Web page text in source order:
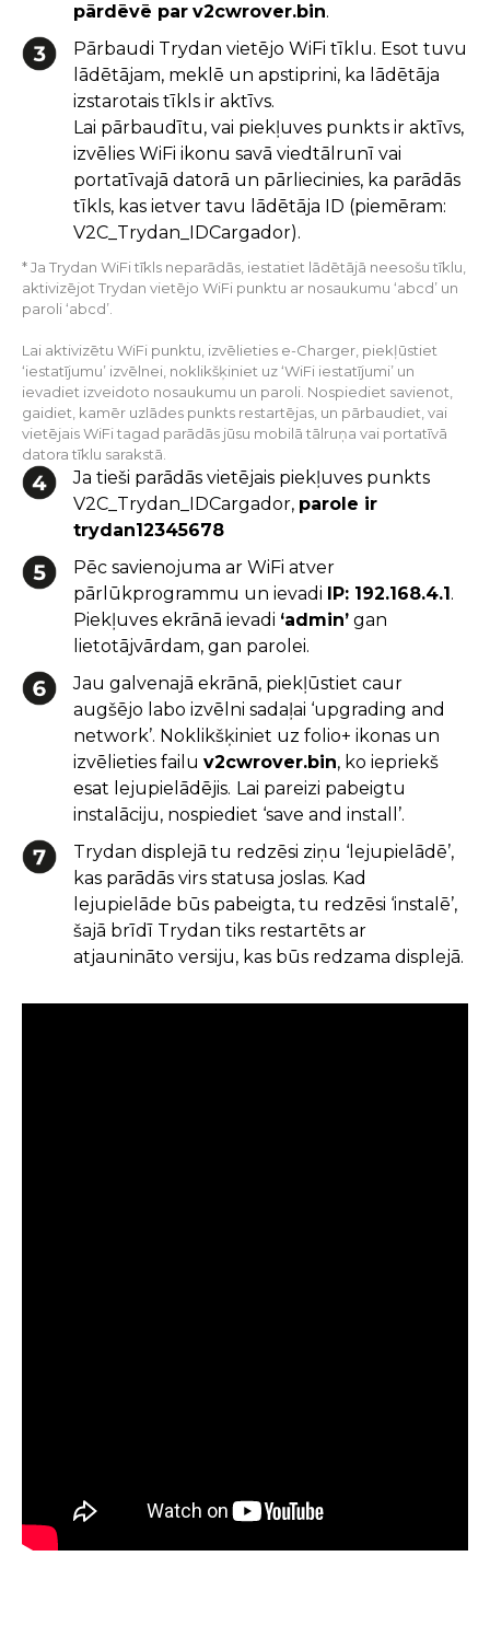
pārdēvē par v2cwrover.bin.
Pārbaudi Trydan vietējo WiFi tīklu. Esot tuvu
lādētājam, meklē un apstiprini, ka lādētāja
izstarotais tīkls ir aktīvs.
Lai pārbaudītu, vai piekļuves punkts ir aktīvs,
izvēlies WiFi ikonu savā viedtālrunī vai
portatīvajā datorā un pārliecinies, ka parādās
tīkls, kas ietver tavu lādētāja ID (piemēram:
V2C_Trydan_IDCargador).
* Ja Trydan WiFi tīkls neparādās, iestatiet lādētājā neesošu tīklu,
aktivizējot Trydan vietējo WiFi punktu ar nosaukumu ‘abcd’ un
paroli ‘abcd’.
Lai aktivizētu WiFi punktu, izvēlieties e-Charger, piekļūstiet
‘iestatījumu’ izvēlnei, noklikšķiniet uz ‘WiFi iestatījumi’ un
ievadiet izveidoto nosaukumu un paroli. Nospiediet savienot,
gaidiet, kamēr uzlādes punkts restartējas, un pārbaudiet, vai
vietējais WiFi tagad parādās jūsu mobilā tālruņa vai portatīvā
datora tīklu sarakstā.
Ja tieši parādās vietējais piekļuves punkts
V2C_Trydan_IDCargador, parole ir
trydan12345678
Pēc savienojuma ar WiFi atver
pārlūkprogrammu un ievadi
IP: 192.168.4.1 .
Piekļuves ekrānā ievadi ‘admin’ gan
lietotājvārdam, gan parolei.
Jau galvenajā ekrānā, piekļūstiet caur
augšējo labo izvēlni sadaļai ‘upgrading and
network’. Noklikšķiniet uz folio+ ikonas un
izvēlieties failu v2cwrover.bin, ko iepriekš
esat lejupielādējis. Lai pareizi pabeigtu
instalāciju, nospiediet ‘save and install’.
Trydan displejā tu redzēsi ziņu ‘lejupielādē’,
kas parādās virs statusa joslas. Kad
lejupielāde būs pabeigta, tu redzēsi ‘instalē’,
šajā brīdī Trydan tiks restartēts ar
atjaunināto versiju, kas būs redzama displejā.